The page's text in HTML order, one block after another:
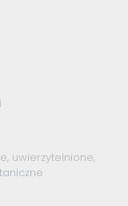
, uwierzytelnione,